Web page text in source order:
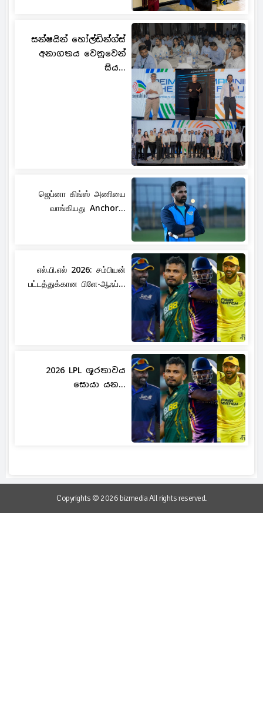
සන්ෂයින් හෝල්ඩින්ග්ස්
අනාගතය වෙනුවෙන්
සිය...
ஜெப்னா கிங்ஸ் அணியை
வாங்கியது Anchor...
எல்.பி.எல் 2026: சம்பியன்
பட்டத்துக்கான பிளே-ஆஃப்...
2026 LPL ශූරතාවය
සොයා යන...
Copyrights © 2026 bizmedia All rights reserved.